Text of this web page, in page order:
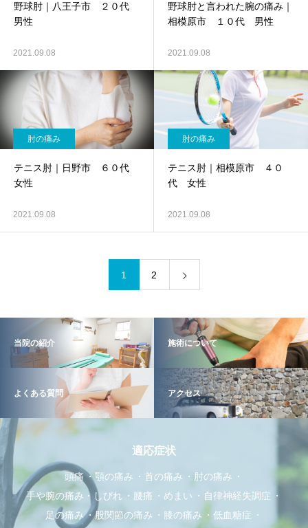
野球肘｜八王子市 ２０代
男性
2021.09.08
野球肘と言われた腕の痛み｜
相模原市 １０代 男性
2021.09.08
肘の痛み
テニス肘｜日野市 ６０代
女性
2021.09.08
肘の痛み
テニス肘｜相模原市 ４０
代 女性
2021.09.08
1 2
当院の紹介 施術について
よくある質問 アクセス
適応症状
頭痛 顎の痛み 首の痛み
肘の痛み
手や腕の痛み・しびれ
腰痛 めまい
自律神経失調症
足の痛み
股関節の痛み 膝の痛み
低血糖症